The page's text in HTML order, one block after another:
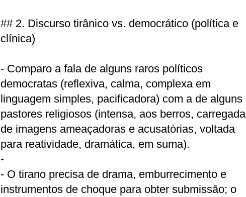
## 2. Discurso tirânico vs. democrático (política e
clínica)
- Comparo a fala de alguns raros políticos
democratas (reflexiva, calma, complexa em
linguagem simples, pacificadora) com a de alguns
pastores religiosos (intensa, aos berros, carregada
de imagens ameaçadoras e acusatórias, voltada
para reatividade, dramática, em suma).
- ⁠
- O tirano precisa de drama, emburrecimento e
instrumentos de choque para obter submissão; o